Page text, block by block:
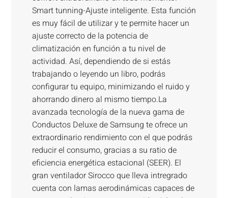
Smart tunning-Ajuste inteligente. Esta función
es muy fácil de utilizar y te permite hacer un
ajuste correcto de la potencia de
climatización en función a tu nivel de
actividad. Así, dependiendo de si estás
trabajando o leyendo un libro, podrás
configurar tu equipo, minimizando el ruido y
ahorrando dinero al mismo tiempo.La
avanzada tecnología de la nueva gama de
Conductos Deluxe de Samsung te ofrece un
extraordinario rendimiento con el que podrás
reducir el consumo, gracias a su ratio de
eficiencia energética estacional (SEER). El
gran ventilador Sirocco que lleva intregrado
cuenta con lamas aerodinámicas capaces de